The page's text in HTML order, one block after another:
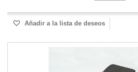
Añadir a la lista de deseos